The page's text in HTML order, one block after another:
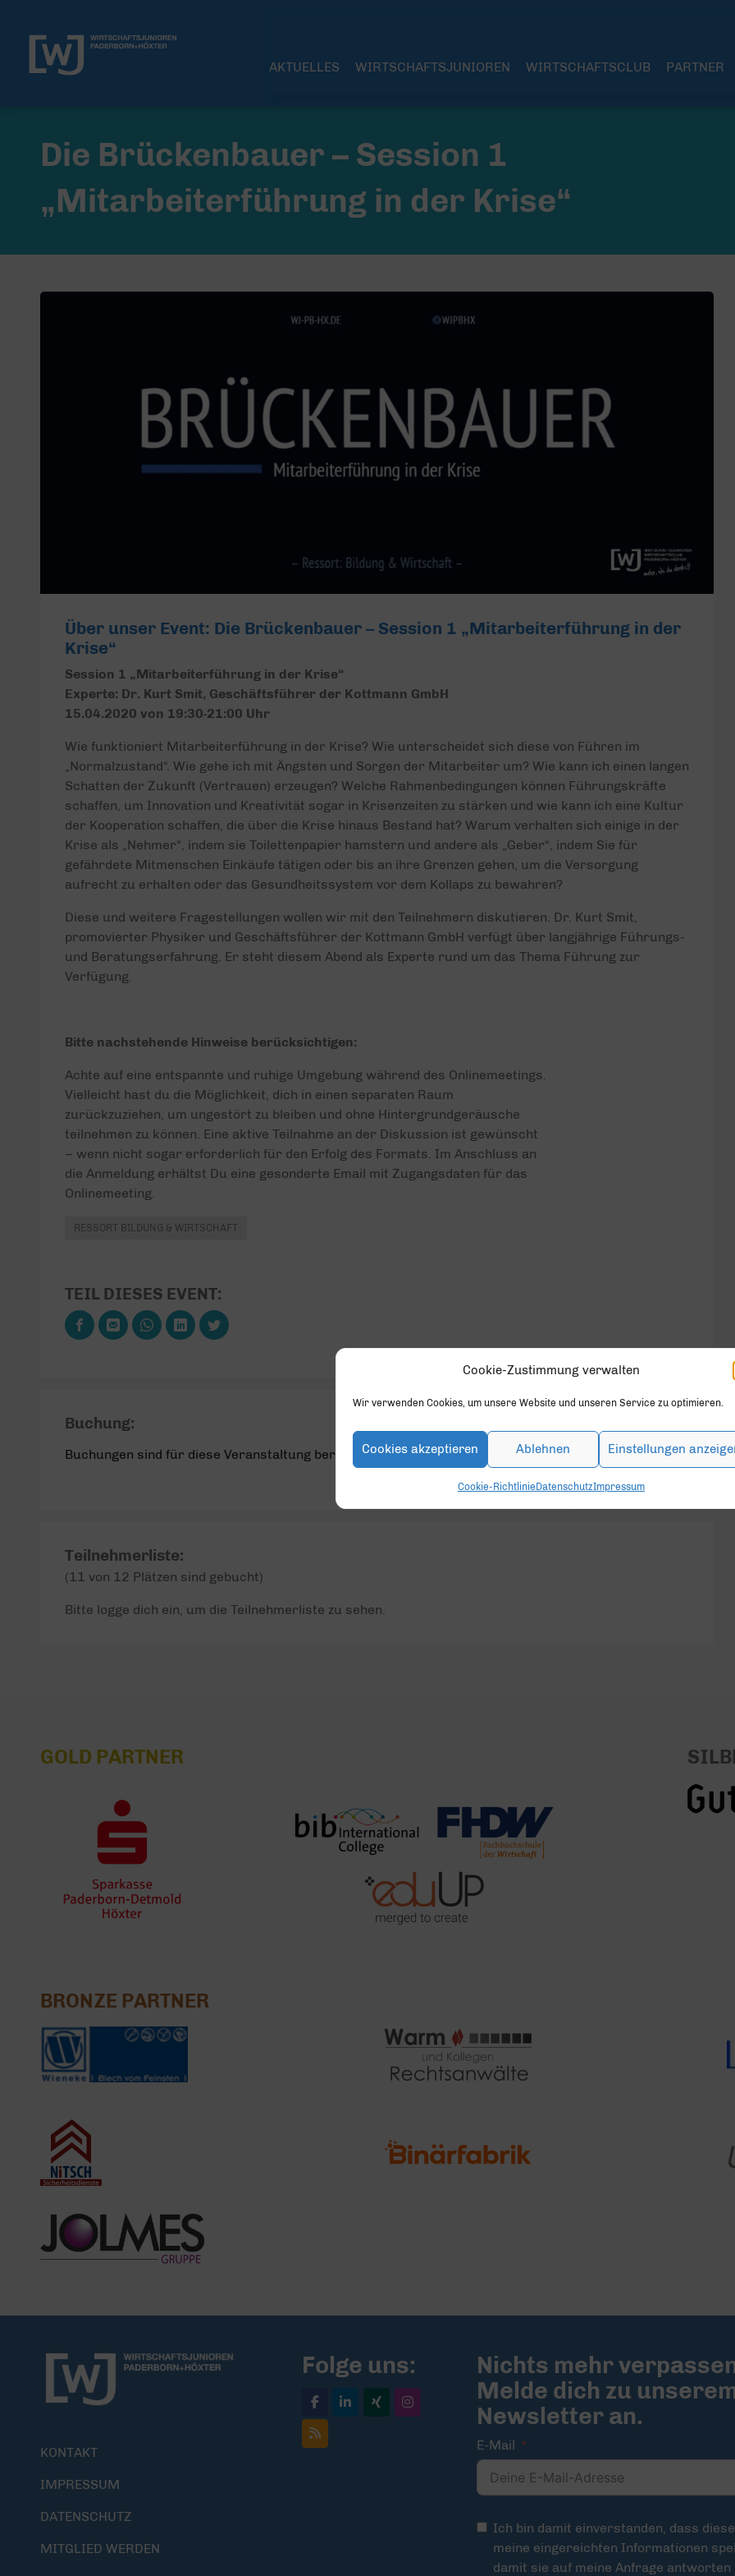
Cookie-Zustimmung verwalten
Wir verwenden Cookies, um unsere Website und unseren Service zu optimieren.
Cookies akzeptieren Ablehnen Einstellungen
Cookie-RichtlinieDatenschutzImpressum
AKTUELLES WIRTSCHAFTSJUNIOREN WIRTSCHAFTSCLUB PARTNER
Die Brückenbauer – Session 1
„Mitarbeiterführung in der Krise“
Über unser Event: Die Brückenbauer – Session 1 „Mitarbeiterführung in der
Krise“
Session 1 „Mitarbeiterführung in der Krise“
Experte: Dr. Kurt Smit, Geschäftsführer der Kottmann GmbH
15.04.2020 von 19:30-21:00 Uhr
Wie funktioniert Mitarbeiterführung in der Krise? Wie unterscheidet sich diese von Führen im
„Normalzustand“. Wie gehe ich mit Ängsten und Sorgen der Mitarbeiter um? Wie kann ich einen langen
Schatten der Zukunft (Vertrauen) erzeugen? Welche Rahmenbedingungen können Führungskräfte
schaffen, um Innovation und Kreativität sogar in Krisenzeiten zu stärken und wie kann ich eine Kultur
der Kooperation schaffen, die über die Krise hinaus Bestand hat? Warum verhalten sich einige in der
Krise als „Nehmer“, indem sie Toilettenpapier hamstern und andere als „Geber“, indem Sie für
gefährdete Mitmenschen Einkäufe tätigen oder bis an ihre Grenzen gehen, um die Versorgung
aufrecht zu erhalten oder das Gesundheitssystem vor dem Kollaps zu bewahren?
Diese und weitere Fragestellungen wollen wir mit den Teilnehmern diskutieren. Dr. Kurt Smit,
promovierter Physiker und Geschäftsführer der Kottmann GmbH verfügt über langjährige Führungs-
und Beratungserfahrung. Er steht diesem Abend als Experte rund um das Thema Führung zur
Verfügung.
Bitte nachstehende Hinweise berücksichtigen:
Achte auf eine entspannte und ruhige Umgebung während des Onlinemeetings.
Vielleicht hast du die Möglichkeit, dich in einen separaten Raum
zurückzuziehen, um ungestört zu bleiben und ohne Hintergrundgeräusche
teilnehmen zu können. Eine aktive Teilnahme an der Diskussion ist gewünscht
– wenn nicht sogar erforderlich für den Erfolg des Formats. Im Anschluss an
die Anmeldung erhältst Du eine gesonderte Email mit Zugangsdaten für das
Onlinemeeting.
RESSORT BILDUNG & WIRTSCHAFT
TEIL DIESES EVENT:
Buchung:
Buchungen sind für diese Veranstaltung bereits geschlossen.
Teilnehmerliste:
(11 von 12 Plätzen sind gebucht)
Bitte logge dich ein, um die Teilnehmerliste zu sehen.
GOLD PARTNER
BRONZE PARTNER
KONTAKT
IMPRESSUM
DATENSCHUTZ
MITGLIED WERDEN
Folge uns:
Nichts mehr
Melde dich zu
Newsletter an.
E-Mail
Ich bin damit einverstanden, dass
meine eingereichten Informationen
damit sie auf meine Anfrage antworten